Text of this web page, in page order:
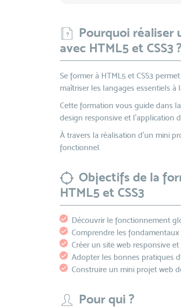
Pourquoi réaliser
avec HTML5 et CSS3 ?
Se former à HTML5 et CSS3
maîtriser les langages essentiels à
Cette formation vous guide dans
design responsive et l’application
À travers la réalisation d’un mini
fonctionnel.
Objectifs de la
HTML5 et CSS3
Découvrir le fonctionnement
Comprendre les fondamentaux
Créer un site web responsive
Adopter les bonnes pratiques
Construire un mini projet web
Pour qui ?